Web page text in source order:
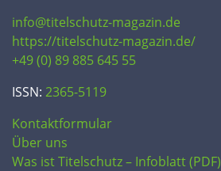
info@titelschutz-magazin.de
https://titelschutz-magazin.de/
+49 (0) 89 885 645 55
ISSN: 2365-5119
Kontaktformular
Über uns
Was ist Titelschutz – Infoblatt (PDF)